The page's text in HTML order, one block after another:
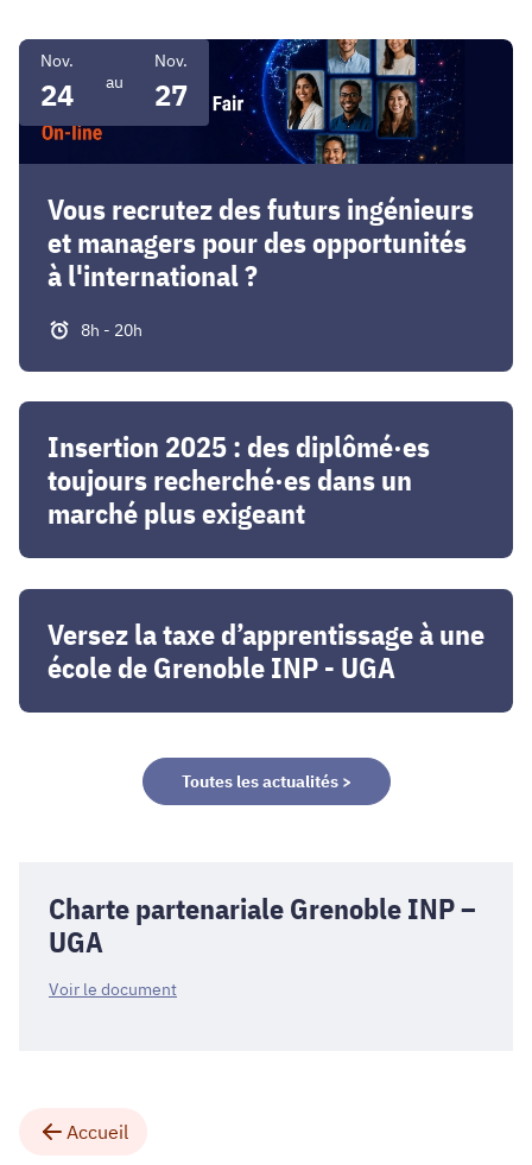
Vous
recrutez
des
futurs
ingénieurs
managers
pour
des
l'international
?
Nov.
24 au
Nov.
27
Vous recrutez des futurs ingénieurs
et managers pour des opportunités
à l'international ?
8h - 20h
Insertion
2025
des
diplômé·es
toujours
recherché·es
marché
plus
Insertion 2025 : des diplômé·es
toujours recherché·es dans un
marché plus exigeant
Versez
taxe
d’apprentissage
à
UGA
Versez la taxe d’apprentissage à une
école de Grenoble INP - UGA
Toutes les actualités >
Charte partenariale Grenoble INP –
UGA
Voir le document
Accueil